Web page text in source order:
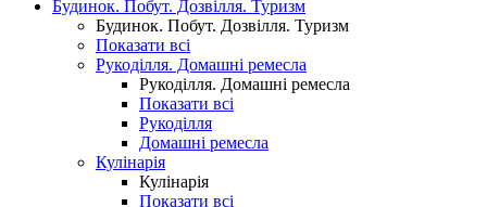
Будинок. Побут. Дозвілля. Туризм
Будинок. Побут. Дозвілля. Туризм
Показати всі
Рукоділля. Домашні ремесла
Рукоділля. Домашні ремесла
Показати всі
Рукоділля
Домашні ремесла
Кулінарія
Кулінарія
Показати всі